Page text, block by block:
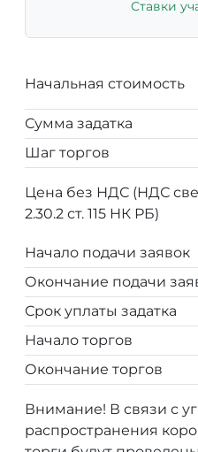
Ставки
Начальная стоимость
Сумма задатка
Шаг торгов
Цена без НДС (НДС
2.30.2 ст. 115 НК РБ)
Начало подачи заявок
Окончание подачи
Срок уплаты задатка
Начало торгов
Окончание торгов
Внимание! В связи с
распространения